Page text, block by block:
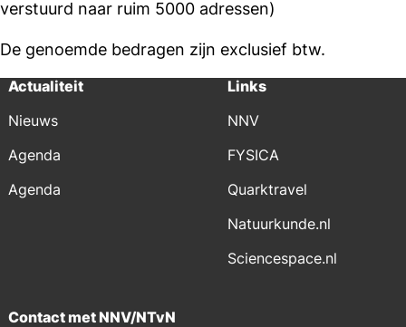
verstuurd naar ruim 5000 adressen)
De genoemde bedragen zijn exclusief btw.
Actualiteit
Nieuws
Agenda
Agenda
Links
NNV
FYSICA
Quarktravel
Natuurkunde.nl
Sciencespace.nl
Contact met NNV/NTvN